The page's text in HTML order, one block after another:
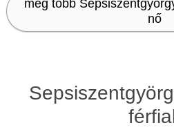
még több
nő